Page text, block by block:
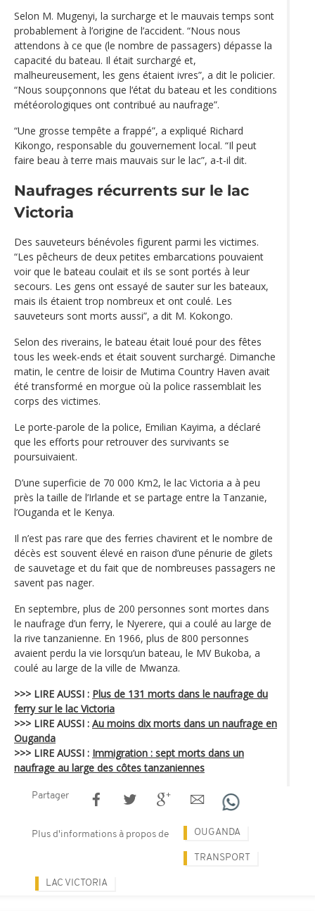
Selon M. Mugenyi, la surcharge et le mauvais temps sont
probablement à l’origine de l’accident. “Nous nous
attendons à ce que (le nombre de passagers) dépasse la
capacité du bateau. Il était surchargé et,
malheureusement, les gens étaient ivres”, a dit le policier.
“Nous soupçonnons que l‘état du bateau et les conditions
météorologiques ont contribué au naufrage”.
“Une grosse tempête a frappé”, a expliqué Richard
Kikongo, responsable du gouvernement local. “Il peut
faire beau à terre mais mauvais sur le lac”, a-t-il dit.
Naufrages récurrents sur le lac
Victoria
Des sauveteurs bénévoles figurent parmi les victimes.
“Les pêcheurs de deux petites embarcations pouvaient
voir que le bateau coulait et ils se sont portés à leur
secours. Les gens ont essayé de sauter sur les bateaux,
mais ils étaient trop nombreux et ont coulé. Les
sauveteurs sont morts aussi”, a dit M. Kokongo.
Selon des riverains, le bateau était loué pour des fêtes
tous les week-ends et était souvent surchargé. Dimanche
matin, le centre de loisir de Mutima Country Haven avait
été transformé en morgue où la police rassemblait les
corps des victimes.
Le porte-parole de la police, Emilian Kayima, a déclaré
que les efforts pour retrouver des survivants se
poursuivaient.
D’une superficie de 70 000 Km2, le lac Victoria a à peu
près la taille de l’Irlande et se partage entre la Tanzanie,
l’Ouganda et le Kenya.
Il n’est pas rare que des ferries chavirent et le nombre de
décès est souvent élevé en raison d’une pénurie de gilets
de sauvetage et du fait que de nombreuses passagers ne
savent pas nager.
En septembre, plus de 200 personnes sont mortes dans
le naufrage d’un ferry, le Nyerere, qui a coulé au large de
la rive tanzanienne. En 1966, plus de 800 personnes
avaient perdu la vie lorsqu’un bateau, le MV Bukoba, a
coulé au large de la ville de Mwanza.
>>> LIRE AUSSI : Plus de 131 morts dans le naufrage du
ferry sur le lac Victoria
>>> LIRE AUSSI : Au moins dix morts dans un naufrage en
Ouganda
>>> LIRE AUSSI : Immigration : sept morts dans un
naufrage au large des côtes tanzaniennes
Partager
Plus d'informations à propos de OUGANDA
TRANSPORT
LAC VICTORIA